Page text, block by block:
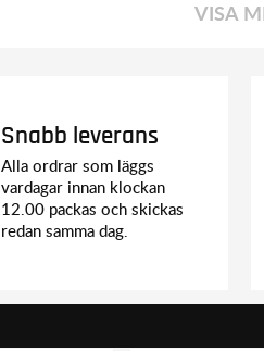
VISA
Snabb leverans
Alla ordrar som läggs
vardagar innan klockan
12.00 packas och skickas
redan samma dag.